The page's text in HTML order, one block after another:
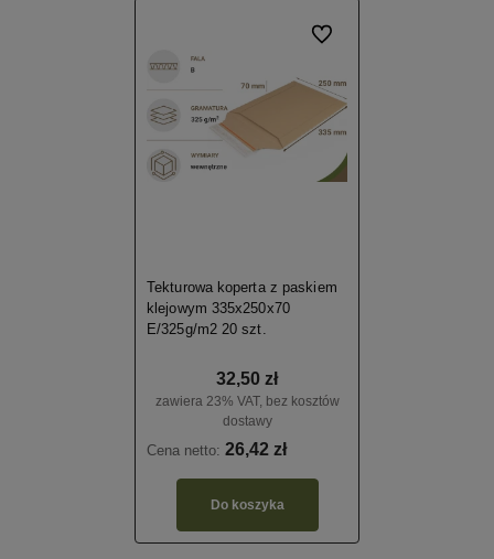
Tekturowa koperta z paskiem
klejowym 335x250x70
E/325g/m2 20 szt.
32,50 zł
zawiera 23% VAT, bez kosztów
dostawy
Cena netto: 26,42 zł
Do koszyka
Do ulubionych